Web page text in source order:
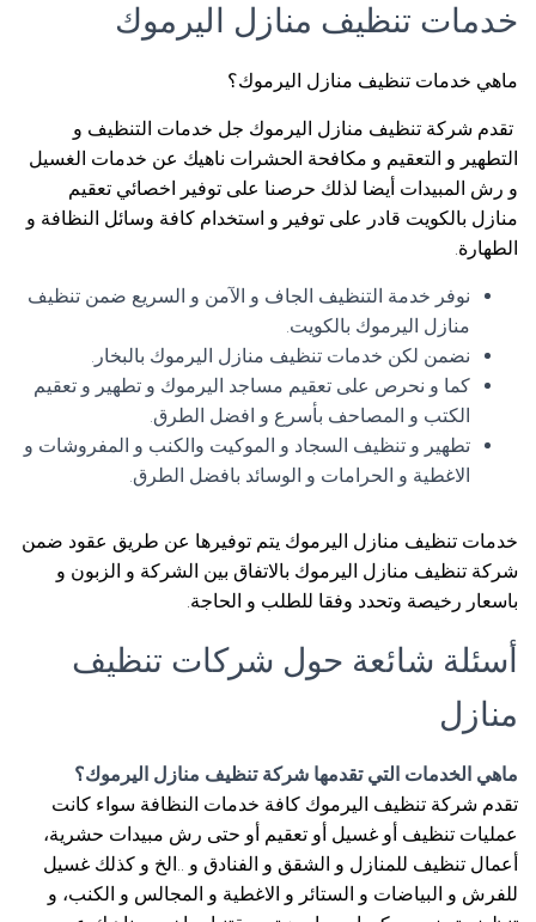
خدمات تنظيف منازل اليرموك
ماهي خدمات تنظيف منازل اليرموك؟
تقدم شركة تنظيف منازل اليرموك جل خدمات التنظيف و
التطهير و التعقيم و مكافحة الحشرات ناهيك عن خدمات الغسيل
و رش المبيدات أيضا لذلك حرصنا على توفير اخصائي تعقيم
منازل بالكويت قادر على توفير و استخدام كافة وسائل النظافة و
الطهارة.
نوفر خدمة التنظيف الجاف و الآمن و السريع ضمن تنظيف
منازل اليرموك بالكويت.
نضمن لكن خدمات تنظيف منازل اليرموك بالبخار.
كما و نحرص على تعقيم مساجد اليرموك و تطهير و تعقيم
الكتب و المصاحف بأسرع و افضل الطرق.
تطهير و تنظيف السجاد و الموكيت والكنب و المفروشات و
الاغطية و الحرامات و الوسائد بافضل الطرق.
خدمات تنظيف منازل اليرموك يتم توفيرها عن طريق عقود ضمن
شركة تنظيف منازل اليرموك بالاتفاق بين الشركة و الزبون و
باسعار رخيصة وتحدد وفقا للطلب و الحاجة.
أسئلة شائعة حول شركات تنظيف
منازل
ماهي الخدمات التي تقدمها شركة تنظيف منازل اليرموك؟
تقدم شركة تنظيف اليرموك كافة خدمات النظافة سواء كانت
عمليات تنظيف أو غسيل أو تعقيم أو حتى رش مبيدات حشرية،
أعمال تنظيف للمنازل و الشقق و الفنادق و ..الخ و كذلك غسيل
للفرش و البياضات و الستائر و الاغطية و المجالس و الكنب، و